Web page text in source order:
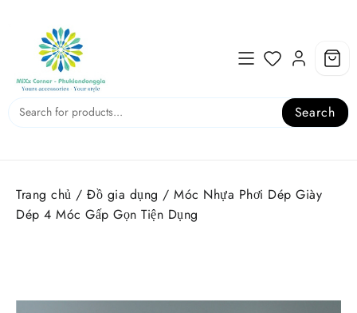
content
Search
Trang chủ / Đồ gia dụng / Móc Nhựa Phơi Dép Giày
Dép 4 Móc Gấp Gọn Tiện Dụng